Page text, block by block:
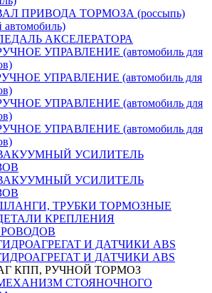
ВАЛ ПРИВОДА ТОРМОЗА (россыпь)
автомобиль)
ПЕДАЛЬ АКСЕЛЕРАТОРА
УПРАВЛЕНИЕ (автомобиль для
УПРАВЛЕНИЕ (автомобиль для
УПРАВЛЕНИЕ (автомобиль для
УПРАВЛЕНИЕ (автомобиль для
ВАКУУМНЫЙ УСИЛИТЕЛЬ
ВАКУУМНЫЙ УСИЛИТЕЛЬ
ШЛАНГИ, ТРУБКИ ТОРМОЗНЫЕ
ДЕТАЛИ КРЕПЛЕНИЯ
ГИДРОАГРЕГАТ И ДАТЧИКИ АВS
ГИДРОАГРЕГАТ И ДАТЧИКИ АВS
КПП, РУЧНОЙ ТОРМОЗ
МЕХАНИЗМ СТОЯНОЧНОГО